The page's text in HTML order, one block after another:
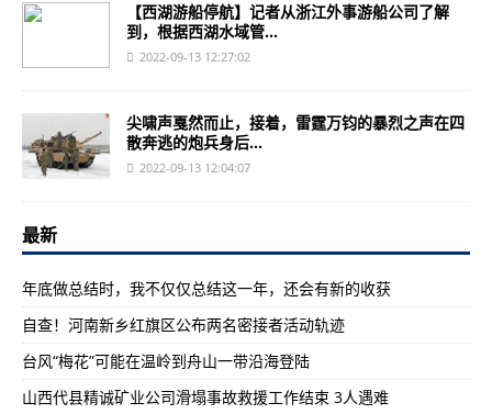
【西湖游船停航】记者从浙江外事游船公司了解
到，根据西湖水域管...
2022-09-13 12:27:02
尖啸声戛然而止，接着，雷霆万钧的暴烈之声在四
散奔逃的炮兵身后...
2022-09-13 12:04:07
最新
年底做总结时，我不仅仅总结这一年，还会有新的收获
自查！河南新乡红旗区公布两名密接者活动轨迹
台风“梅花”可能在温岭到舟山一带沿海登陆
山西代县精诚矿业公司滑塌事故救援工作结束 3人遇难